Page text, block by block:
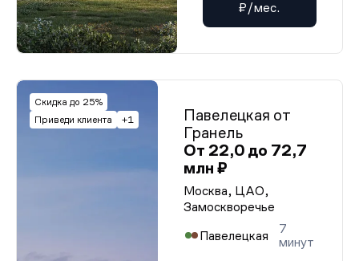
₽/мес.
Скидка до 25%
Приведи клиента
+1
Павелецкая от
Гранель
От 22,0 до 72,7
млн ₽
Москва, ЦАО,
Замоскворечье
Павелецкая
7
минут